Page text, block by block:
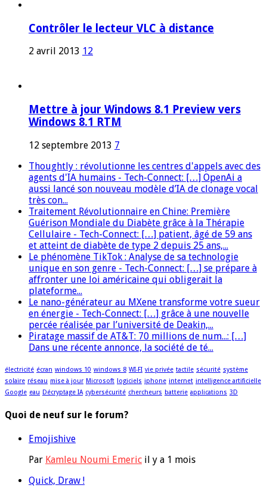
Contrôler le lecteur VLC à distance
2 avril 2013 12
Mettre à jour Windows 8.1 Preview vers
Windows 8.1 RTM
12 septembre 2013 7
Thoughtly : révolutionne les centres d'appels avec des
agents d'IA humains - Tech-Connect: […] OpenAi a
aussi lancé son nouveau modèle d’IA de clonage vocal
très con...
Traitement Révolutionnaire en Chine: Première
Guérison Mondiale du Diabète grâce à la Thérapie
Cellulaire - Tech-Connect: […] patient, âgé de 59 ans
et atteint de diabète de type 2 depuis 25 ans,...
Le phénomène TikTok : Analyse de sa technologie
unique en son genre - Tech-Connect: […] se prépare à
affronter une loi américaine qui obligerait la
plateforme...
Le nano-générateur au MXene transforme votre sueur
en énergie - Tech-Connect: […] grâce à une nouvelle
percée réalisée par l’université de Deakin,...
Piratage massif de AT&T: 70 millions de num...: […]
Dans une récente annonce, la société de té...
électricité écran windows 10 windows 8 WI-FI vie privée tactile sécurité système
solaire réseau mise à jour Microsoft logiciels iphone internet intelligence artificielle
Google eau Décryptage IA cybersécurité chercheurs batterie applications 3D
Quoi de neuf sur le forum?
Emojishive
Par Kamleu Noumi Emeric il y a 1 mois
Quick, Draw !